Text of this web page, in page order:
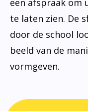
te laten zien. De
door de school
beeld van de
vormgeven.